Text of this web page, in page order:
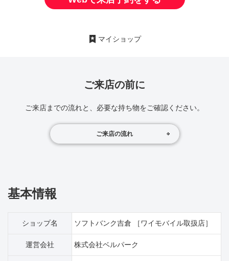
マイショップ
ご来店の前に
ご来店までの流れと、必要な持ち物をご確認ください。
ご来店の流れ
基本情報
ショップ名 ソフトバンク吉倉 ［ワイモバイル取扱店］
運営会社 株式会社ベルパーク